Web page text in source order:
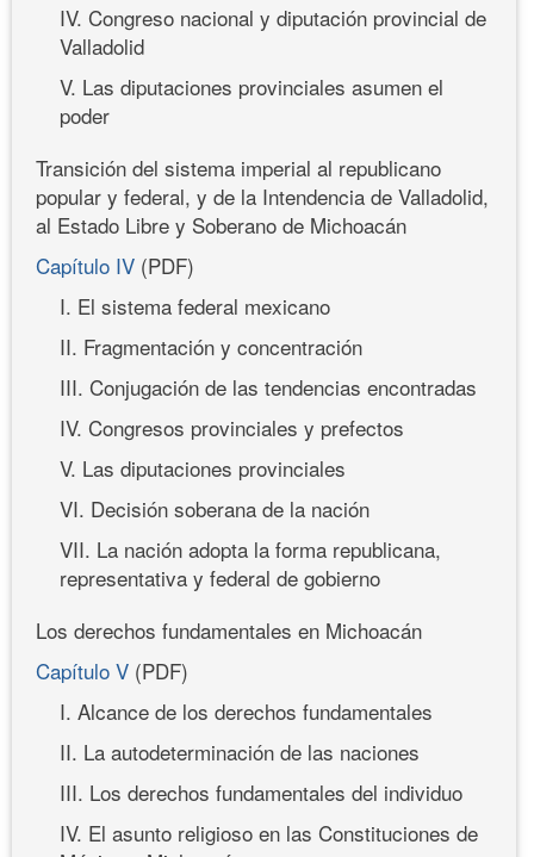
IV. Congreso nacional y diputación provincial de
Valladolid
V. Las diputaciones provinciales asumen el
poder
Transición del sistema imperial al republicano
popular y federal, y de la Intendencia de Valladolid,
al Estado Libre y Soberano de Michoacán
Capítulo IV (PDF)
I. El sistema federal mexicano
II. Fragmentación y concentración
III. Conjugación de las tendencias encontradas
IV. Congresos provinciales y prefectos
V. Las diputaciones provinciales
VI. Decisión soberana de la nación
VII. La nación adopta la forma republicana,
representativa y federal de gobierno
Los derechos fundamentales en Michoacán
Capítulo V (PDF)
I. Alcance de los derechos fundamentales
II. La autodeterminación de las naciones
III. Los derechos fundamentales del individuo
IV. El asunto religioso en las Constituciones de